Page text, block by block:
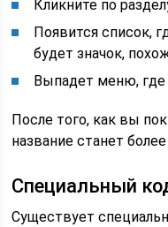
Кликните по
Появится список,
будет значок,
Выпадет меню, где
После того, как вы
название станет
Специальный
Существует